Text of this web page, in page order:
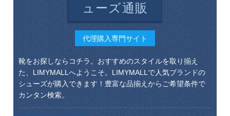
ューズ通販
代理購入専門サイト
靴をお探しならコチラ。おすすめのスタイルを取り揃え
た、LIMYMALLへようこそ。LIMYMALLで人気ブランドの
シューズが購入できます！豊富な品揃えからご希望条件で
カンタン検索。